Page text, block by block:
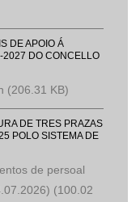
DE APOIO Á
2027 DO CONCELLO
(206.31 KB)
DE TRES PRAZAS
POLO SISTEMA DE
de persoal
(100.02